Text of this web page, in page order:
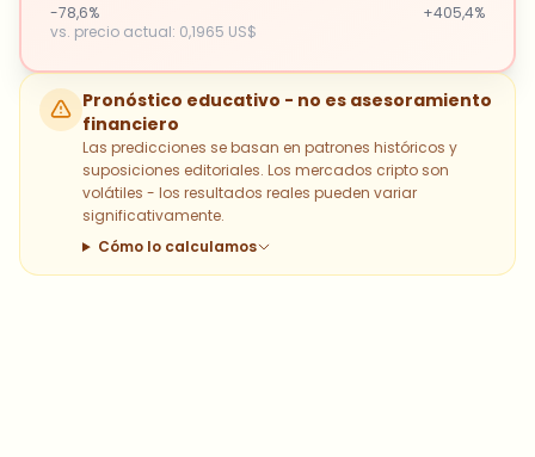
-78,6%
+405,4%
vs. precio actual: 0,1965 US$
Pronóstico educativo - no es asesoramiento
financiero
Las predicciones se basan en patrones históricos y
suposiciones editoriales. Los mercados cripto son
volátiles - los resultados reales pueden variar
significativamente.
Cómo lo calculamos